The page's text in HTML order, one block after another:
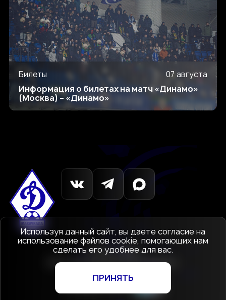
Билеты 07 августа
Информация о билетах на матч «Динамо»
(Москва) – «Динамо»
© 1927-2026
АНО «Футбольный клуб Динамо»
Махачкала
Используя данный сайт, вы даете согласие на
использование файлов cookie, помогающих нам
сделать его удобнее для вас.
ПРИНЯТЬ